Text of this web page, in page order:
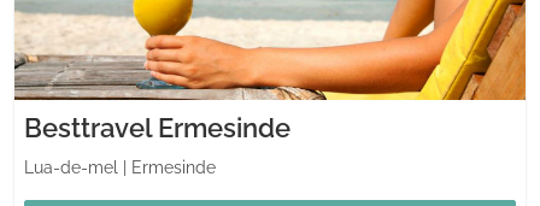
Besttravel Ermesinde
Lua-de-mel Ermesinde